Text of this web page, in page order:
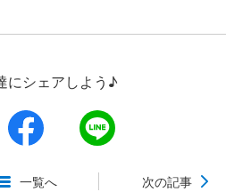
にシェアしよう♪
一覧へ 次の記事